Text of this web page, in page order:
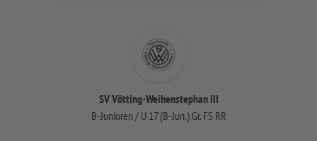
SV Vötting-Weihenstephan III
B-Junioren / U 17 (B-Jun.) Gr. FS RR